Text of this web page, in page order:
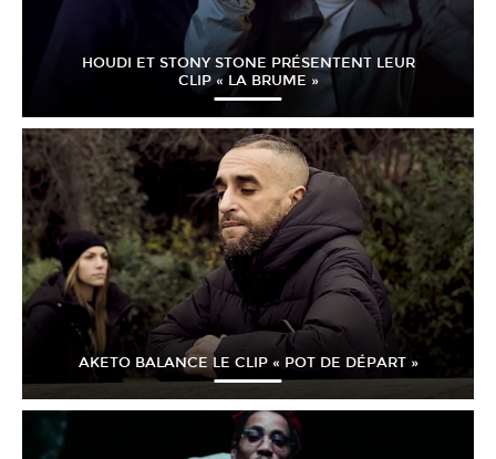
HOUDI ET STONY STONE PRÉSENTENT LEUR
CLIP « LA BRUME »
AKETO BALANCE LE CLIP « POT DE DÉPART »